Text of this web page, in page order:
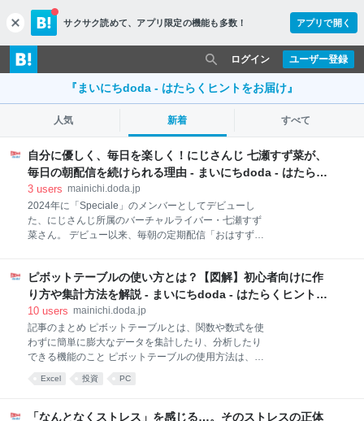
c
l
o
s
サクサク読めて、 アプリ限定の機能も多数！ アプリで開く
ユーザー登録
ログイン
『まいにちdoda - はたらくヒントをお届け』
人気 新着 すべて
自分に優しく、毎日を楽しく！にじさんじ 七瀬すず菜が、
毎日の朝配信を続けられる理由 - まいにちdoda - はたらく
ヒントをお届け
3 users mainichi.doda.jp
2024年に「Speciale」のメンバーとしてデビューし
た、にじさんじ所属のバーチャルライバー・七瀬すず
菜さん。 デビュー以来、毎朝の定期配信「おはすず」
わるなど、独特のキャリアを歩んできました。 前編で
は、会社員からライバーへと新しいフィールドに挑戦
した背景や毎朝欠かさず配信するためのモチベーショ
ンの保ち方、スケジュール管理・体調管理のコツなど
を伺います。 ※インタビュー後編はこちら 夢はたくさ
んあってOK！にじさんじ 七瀬すず菜が考える、自分
に実施したインタビューをもとに制作しています。 人
ったら次を考えよう！ ──Specialeで働く以前は、バ
ピボットテーブルの使い方とは？【図解】初心者向けに作
り方や集計方法を解説 - まいにちdoda - はたらくヒントを
お届け
10 users mainichi.doda.jp
記事のまとめ ピボットテーブルとは、関数や数式を使
わずに簡単に膨大なデータを集計したり、分析したり
できる機能のこと ピボットテーブルの使用方法は、
「データを準備する」「ピボットテーブルを挿入す
る」「集計するフィールドを選択する」の3STEP ピボ
になることや、直感的に操作できること ピボットテー
Excel 投資 PC
「なんとなくストレス」を感じる…。そのストレスの正体